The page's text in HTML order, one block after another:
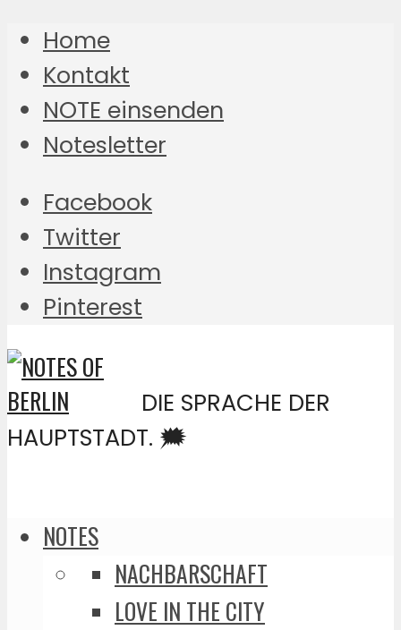
Home
Kontakt
NOTE einsenden
Notesletter
Facebook
Twitter
Instagram
Pinterest
DIE SPRACHE DER
HAUPTSTADT. 🗯️
NOTES
NACHBARSCHAFT
LOVE IN THE CITY